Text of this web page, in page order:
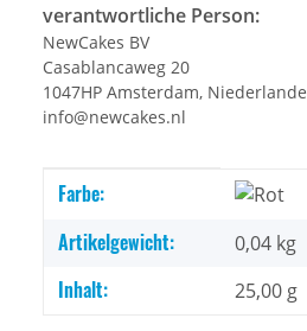
verantwortliche Person:
NewCakes BV
Casablancaweg 20
1047HP Amsterdam, Niederlande
info@newcakes.nl
Produkteigenschaft
Wert
Farbe:
Artikelgewicht:
0,04 kg
Inhalt: 25,00 g